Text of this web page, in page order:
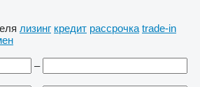
лизинг кредит рассрочка trade-in
–